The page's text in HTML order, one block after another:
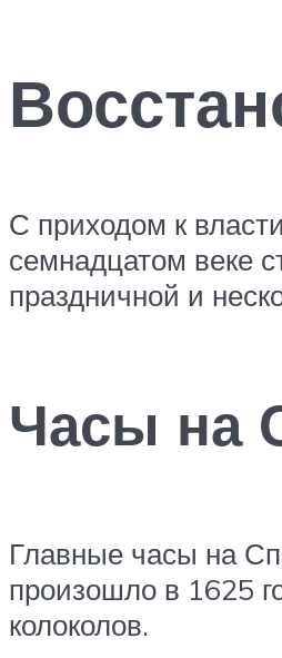
С приходом к
семнадцатом веке
праздничной и
Часы на
Главные часы на
произошло в 1625
колоколов.